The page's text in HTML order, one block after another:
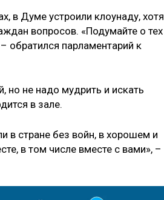
в Думе устроили клоунаду, хотя
вопросов. «Подумайте о тех
обратился парламентарий к
не надо мудрить и искать
в зале.
в стране без войн, в хорошем и
в том числе вместе с вами», –